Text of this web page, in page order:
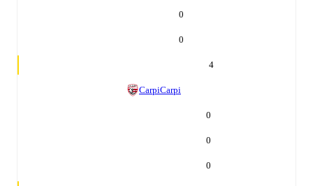
0
0
4
CarpiCarpi
0
0
0